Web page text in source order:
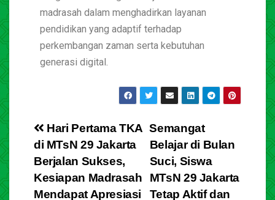
madrasah dalam menghadirkan layanan
pendidikan yang adaptif terhadap
perkembangan zaman serta kebutuhan
generasi digital.
⁠Semangat
Belajar di Bulan
Suci, Siswa
MTsN 29 Jakarta
Tetap Aktif dan
Hari Pertama TKA
di MTsN 29 Jakarta
Berjalan Sukses,
Kesiapan Madrasah
Mendapat Apresiasi